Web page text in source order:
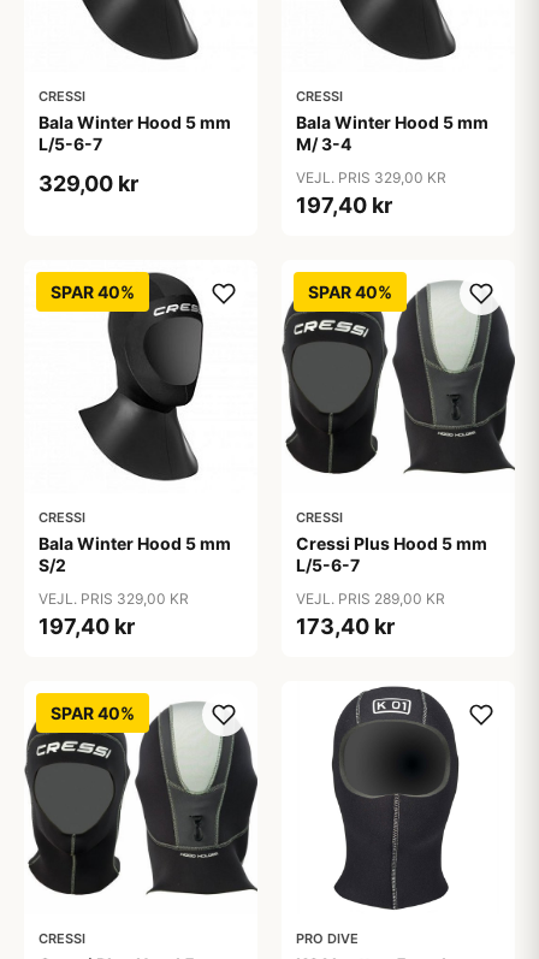
CRESSI
Bala Winter Hood 5 mm
L/5-6-7
329,00 kr
CRESSI
Bala Winter Hood 5 mm
M/ 3-4
VEJL. PRIS 329,00 KR
197,40 kr
SPAR 40%
CRESSI
Bala Winter Hood 5 mm
S/2
VEJL. PRIS 329,00 KR
197,40 kr
SPAR 40%
CRESSI
Cressi Plus Hood 5 mm
L/5-6-7
VEJL. PRIS 289,00 KR
173,40 kr
SPAR 40%
CRESSI PRO DIVE